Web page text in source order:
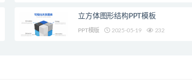
立方体图形结构PPT模板
PPT模版 2025-05-19 232